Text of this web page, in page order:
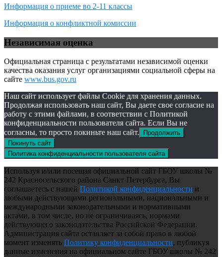
Информация о приеме во 2-11 классы
Информация о конфликтной комиссии
Независимая оценка
Официальная страница с результатами независимой оценки
качества оказания услуг организациями социальной сферы на
сайте www.bus.gov.ru
Наш сайт использует файлы Cookie для хранения данных.
Продолжая использовать наш сайт, Вы даете свое согласие на
работу с этими файлами, в соответствии с Политикой
конфиденциальности пользователя сайта. Если Вы не
согласны, то просто покиньте наш сайт.
Продолжить
Покинуть сайт
Политика конфиденциальности пользователя сайта
Используя и/или посещая официальной сайт ГБОУ школы №
242 Красносельского района Санкт-Петербурга, Вы
соглашаетесь с нашей Политикой конфиденциальности и
любыми действующими региональными, национальными и
международными законодательными и нормативными
актами, в том числе, но не ограничиваясь, нормами
действующего законодательства Российской Федерации.
Администрация сайта оставляет за собой право в любой
момент изменять Политику конфиденциальности, публикуя
данные изменения на официальном сайте ГБОУ школы № 242